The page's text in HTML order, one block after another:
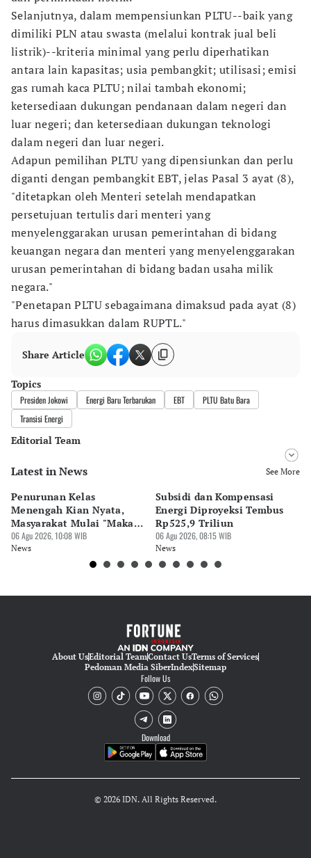
Selanjutnya, dalam mempensiunkan PLTU--baik yang
dimiliki PLN atau swasta (melalui kontrak jual beli
listrik)--kriteria minimal yang perlu diperhatikan
antara lain kapasitas; usia pembangkit; utilisasi; emisi
gas rumah kaca PLTU; nilai tambah ekonomi;
ketersediaan dukungan pendanaan dalam negeri dan
luar negeri; dan ketersediaan dukungan teknologi
dalam negeri dan luar negeri.
Adapun pemilihan PLTU yang dipensiunkan dan perlu
diganti dengan pembangkit EBT, jelas Pasal 3 ayat (8),
"ditetapkan oleh Menteri setelah mendapatkan
persetujuan tertulis dari menteri yang
menyelenggarakan urusan pemerintahan di bidang
keuangan negara dan menteri yang menyelenggarakan
urusan pemerintahan di bidang badan usaha milik
negara."
"Penetapan PLTU sebagaimana dimaksud pada ayat (8)
harus dimasukkan dalam RUPTL."
Share Article
Topics
Presiden Jokowi Energi Baru Terbarukan EBT
PLTU Batu Bara
Transisi Energi
Editorial Team
Editor
Editor
Hendra Friana
Latest in News See More
Penurunan Kelas
Menengah Kian Nyata,
Masyarakat Mulai "Makan
Utang"
06 Agu 2026, 10:08 WIB
News
Subsidi dan Kompensasi
Energi Diproyeksi Tembus
Rp525,9 Triliun
06 Agu 2026, 08:15 WIB
News
About UsEditorial TeamContact UsTerms of Services
Pedoman Media SiberIndexSitemap
Follow Us
Download
© 2026 IDN. All Rights Reserved.